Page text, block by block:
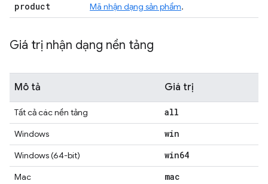
product Mã nhận dạng sản phẩm.
Giá trị nhận dạng nền tảng
Mô tả Giá trị
Tất cả các nền tảng all
Windows win
Windows (64-bit) win64
Mac mac